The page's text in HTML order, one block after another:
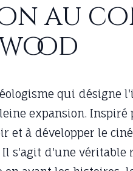
au
qui désigne
expansion. Inspiré
et à développer le
Il s'agit d'une véritable